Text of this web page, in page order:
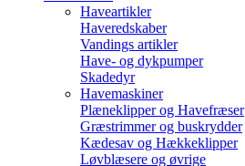
Haveartikler
Haveredskaber
Vandings artikler
Have- og dykpumper
Skadedyr
Havemaskiner
Plæneklipper og Havefræser
Græstrimmer og buskrydder
Kædesav og Hækkeklipper
Løvblæsere og øvrige